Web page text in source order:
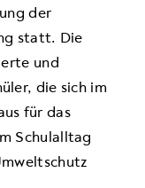
der
statt. Die
und
die sich im
für das
Schulalltag